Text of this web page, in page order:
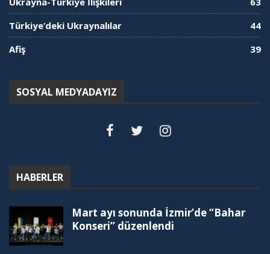
Türkiye’deki Ukraynalılar
44
Afiş
39
SOSYAL MEDYADAYIZ
HABERLER
Mart ayı sonunda İzmir’de “Bahar
Konseri” düzenlendi